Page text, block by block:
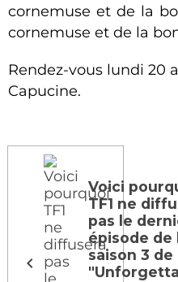
cornemuse et de la
cornemuse et de la
Rendez-vous lundi 20
Capucine.
Voici
TF1 ne
pas le
épisode de
saison 3 de